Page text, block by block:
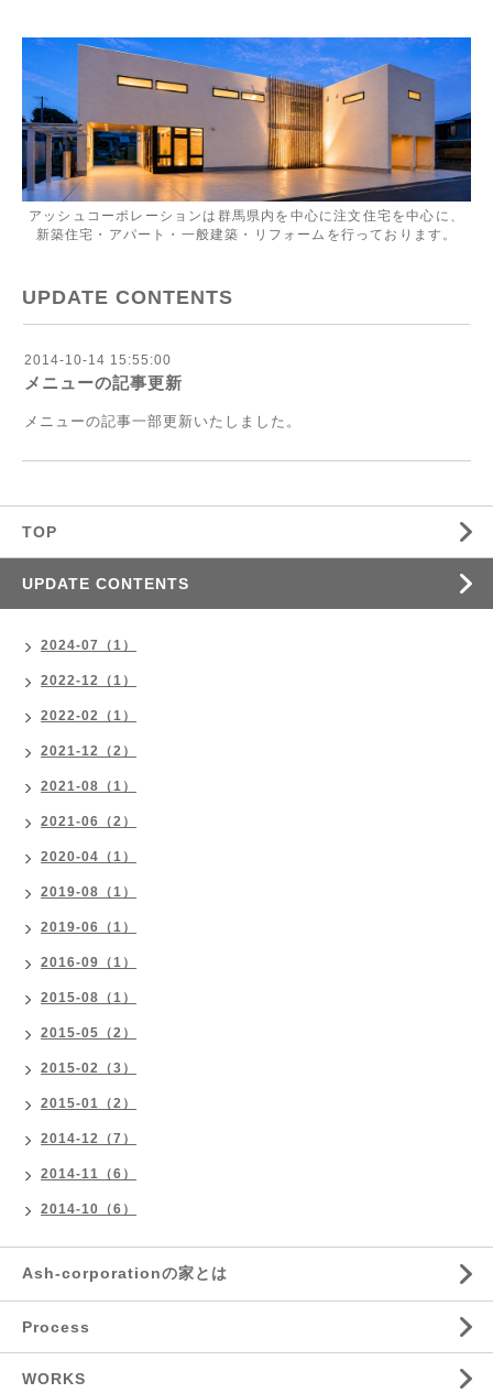
アッシュコーポレーションは群馬県内を中心に注文住宅を中心に、
新築住宅・アパート・一般建築・リフォームを行っております。
UPDATE CONTENTS
2014-10-14 15:55:00
メニューの記事更新
メニューの記事一部更新いたしました。
TOP
UPDATE CONTENTS
2024-07（1）
2022-12（1）
2022-02（1）
2021-12（2）
2021-08（1）
2021-06（2）
2020-04（1）
2019-08（1）
2019-06（1）
2016-09（1）
2015-08（1）
2015-05（2）
2015-02（3）
2015-01（2）
2014-12（7）
2014-11（6）
2014-10（6）
Ash-corporationの家とは
Process
WORKS